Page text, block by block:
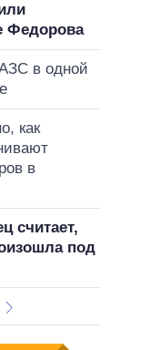
Федорова
в одной
как
в
считает,
под